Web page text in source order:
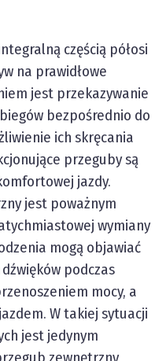
częścią półosi
na prawidłowe
jest przekazywanie
bezpośrednio do
ich skręcania
przeguby są
jazdy.
jest poważnym
wymiany
mogą objawiać
podczas
mocy, a
W takiej sytuacji
jest jedynym